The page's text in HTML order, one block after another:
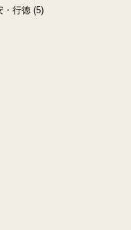
・行徳 (5)